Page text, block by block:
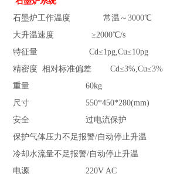
石墨炉工作温度 常温～3000℃
大升温速度 ≥2000℃/s
特征量 Cd≤1pg,Cu≤10pg
精密度 相对标准偏差 Cd≤3%,Cu≤3%
重量 60kg
尺寸 550*450*280(mm)
安全 过电流保护
保护气体压力不足报警/自动停止升温
冷却水流量不足报警/自动停止升温
电源 220V AC